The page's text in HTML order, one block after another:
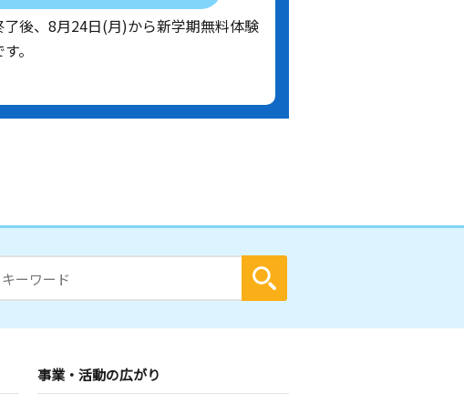
後、 8月24日(月)から新学期無料体験
。
事業・活動の広がり